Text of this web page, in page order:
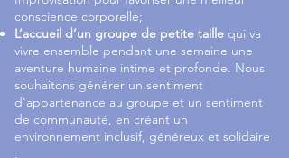
conscience corporelle;
L’accueil d’un groupe de petite taille qui va
vivre ensemble pendant une semaine une
aventure humaine intime et profonde. Nous
souhaitons générer un sentiment
d'appartenance au groupe et un sentiment
de communauté, en créant un
environnement inclusif, généreux et solidaire
;